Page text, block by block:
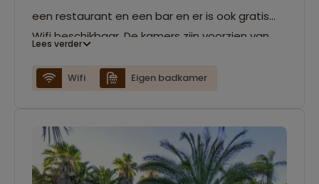
een restaurant en een bar en er is ook gratis
Wifi beschikbaar. De kamers zijn voorzien van
Lees verder
Wifi Eigen badkamer